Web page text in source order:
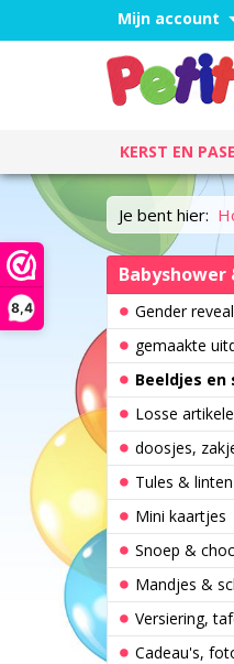
8,4
Mijn account
KERST EN
Je bent hier:
Babyshower
Gender reveal
gemaakte
Beeldjes
Losse
doosjes,
Tules & linten
Mini kaartjes
Snoep &
Mandjes &
Versiering,
Cadeau's,